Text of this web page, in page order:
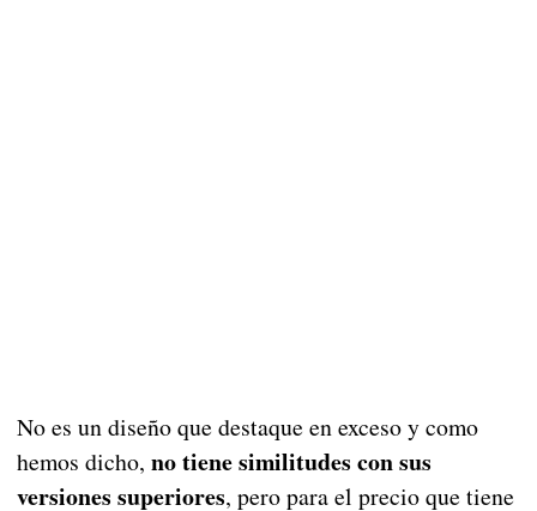
No es un diseño que destaque en exceso y como
hemos dicho, no tiene similitudes con sus
versiones superiores, pero para el precio que tiene